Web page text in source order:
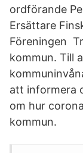
ordförande
Ersättare
Föreningen
kommun. Till
att informera
om hur
kommun.